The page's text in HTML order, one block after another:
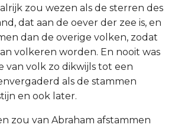
zou wezen als de sterren des
dat aan de oever der zee is, en
dan de overige volken, zodat
volkeren worden. En nooit was
van volk zo dikwijls tot een
als de stammen
en ook later.
zou van Abraham afstammen